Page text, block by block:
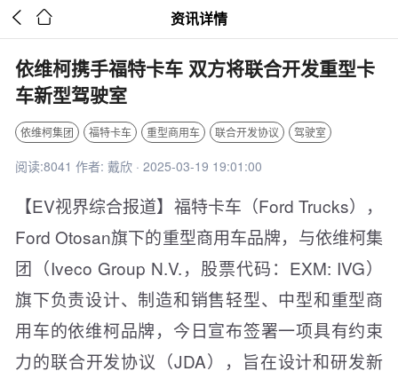
  资讯详情
依维柯携手福特卡车 双方将联合开发重型卡
车新型驾驶室
依维柯集团 福特卡车 重型商用车 联合开发协议 驾驶室
阅读:8041 作者: 戴欣 · 2025-03-19 19:01:00
【EV视界综合报道】福特卡车（Ford Trucks），
Ford Otosan旗下的重型商用车品牌，与依维柯集
团（Iveco Group N.V.，股票代码：EXM: IVG）
旗下负责设计、制造和销售轻型、中型和重型商
用车的依维柯品牌，今日宣布签署一项具有约束
力的联合开发协议（JDA），旨在设计和研发新